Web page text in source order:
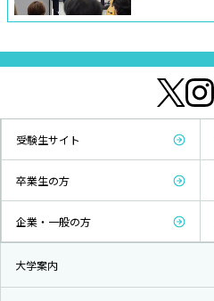
受験生サイト
卒業生の方
企業・一般の方
大学案内